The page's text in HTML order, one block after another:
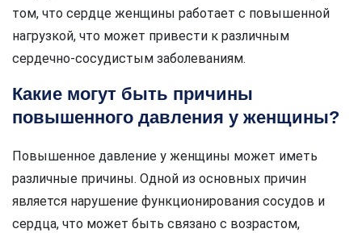
том, что сердце женщины работает с повышенной
нагрузкой, что может привести к различным
сердечно-сосудистым заболеваниям.
Какие могут быть причины
повышенного давления у женщины?
Повышенное давление у женщины может иметь
различные причины. Одной из основных причин
является нарушение функционирования сосудов и
сердца, что может быть связано с возрастом,